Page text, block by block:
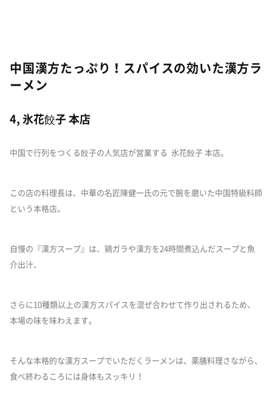
中国漢方たっぷり！スパイスの効いた漢方ラ
ーメン
4, 氷花餃子 本店
中国で行列をつくる餃子の人気店が営業する 氷花餃子 本店。
この店の料理長は、中華の名匠陳健一氏の元で腕を磨いた中国特級料師
という本格店。
自慢の『漢方スープ』は、鶏ガラや漢方を24時間煮込んだスープと魚
介出汁、
さらに10種類以上の漢方スパイスを混ぜ合わせて作り出されるため、
本場の味を味わえます。
そんな本格的な漢方スープでいただくラーメンは、薬膳料理さながら、
食べ終わるころには身体もスッキリ！